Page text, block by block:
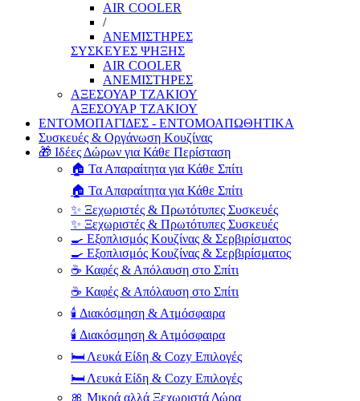
AIR COOLER
/
ΑΝΕΜΙΣΤΗΡΕΣ
ΣΥΣΚΕΥΕΣ ΨΗΞΗΣ
AIR COOLER
ΑΝΕΜΙΣΤΗΡΕΣ
ΑΞΕΣΟΥΑΡ ΤΖΑΚΙΟΥ
ΑΞΕΣΟΥΑΡ ΤΖΑΚΙΟΥ
ΕΝΤΟΜΟΠΑΓΙΔΕΣ - ΕΝΤΟΜΟΑΠΩΘΗΤΙΚΑ
Συσκευές & Οργάνωση Κουζίνας
🎁 Ιδέες Δώρων για Κάθε Περίσταση
🏠 Τα Απαραίτητα για Κάθε Σπίτι
🏠 Τα Απαραίτητα για Κάθε Σπίτι
✨ Ξεχωριστές & Πρωτότυπες Συσκευές
✨ Ξεχωριστές & Πρωτότυπες Συσκευές
🍳 Εξοπλισμός Κουζίνας & Σερβιρίσματος
🍳 Εξοπλισμός Κουζίνας & Σερβιρίσματος
☕ Καφές & Απόλαυση στο Σπίτι
☕ Καφές & Απόλαυση στο Σπίτι
🕯️ Διακόσμηση & Ατμόσφαιρα
🕯️ Διακόσμηση & Ατμόσφαιρα
🛏️ Λευκά Είδη & Cozy Επιλογές
🛏️ Λευκά Είδη & Cozy Επιλογές
🎀 Μικρά αλλά Ξεχωριστά Δώρα